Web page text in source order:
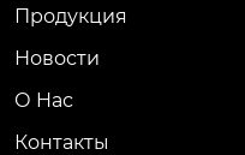
Продукция
Новости
О Hас
Контакты